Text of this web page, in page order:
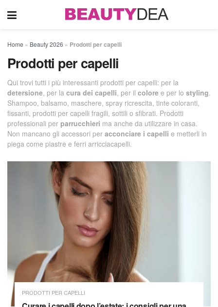
Home » Beauty 2026 » Prodotti per capelli
Prodotti per capelli
Qui trovi tutti i più interessanti prodotti per capelli: per la
detersione, per la cura dei capelli, per il colore e per lo styling.
Shampoo, balsamo, maschere, spray ricrescita, tinte coloranti,
fissanti, prodotti per capelli fragili, sottili o sfibrati. Prodotti
professionali per parrucchieri ma anche da utilizzare in casa.
Non mancano gli accessori per acconciare i capelli e metterli in
piega come piastre e ferri arricciacapelli.
PRODOTTI PER CAPELLI